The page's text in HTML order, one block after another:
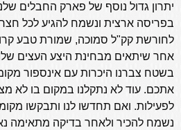
יתרון גדול נוסף של פארק החבלים
בפריסה ארצית ונשמח להגיע לכל חצר
לחורשת קק"ל סמוכה, שמורת טבע
בשטח צברנו היכרות עם אינספור
אתכם. עוד לא נתקלנו במקום בו לא
לפעילות. ואם תחדשו לנו ותבקשו
נשמח להכיר ולאחר בדיקה מתאימה